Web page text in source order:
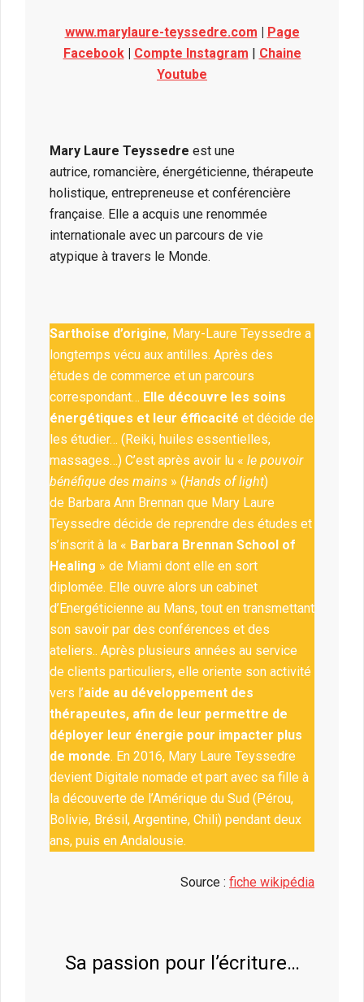
www.marylaure-teyssedre.com
Page
Facebook| Compte Instagram
Chaine
Youtube
Mary Laure Teyssedre est une
autrice, romancière, énergéticienne, thérapeute
holistique, entrepreneuse et conférencière
française. Elle a acquis une renommée
internationale avec un parcours de vie
atypique à travers le Monde.
Sarthoise d’origine, Mary-Laure Teyssedre a
longtemps vécu aux antilles. Après des
études de commerce et un parcours
correspondant… Elle découvre les soins
énergétiques et leur éfficacité et décide de
les étudier… (Reiki, huiles essentielles,
massages…) C’est après avoir lu « le pouvoir
bénéfique des mains » (Hands of light)
de Barbara Ann Brennan que Mary Laure
Teyssedre décide de reprendre des études et
s’inscrit à la « Barbara Brennan School of
Healing » de Miami dont elle en sort
diplomée. Elle ouvre alors un cabinet
d’Energéticienne au Mans, tout en transmettant
son savoir par des conférences et des
ateliers.. Après plusieurs années au service
de clients particuliers, elle oriente son activité
vers l’aide au développement des
thérapeutes, afin de leur permettre de
déployer leur énergie pour impacter plus
de monde. En 2016, Mary Laure Teyssedre
devient Digitale nomade et part avec sa fille à
la découverte de l’Amérique du Sud (Pérou,
Bolivie, Brésil, Argentine, Chili) pendant deux
ans, puis en Andalousie.
Source : fiche wikipédia
Sa passion pour l’écriture…